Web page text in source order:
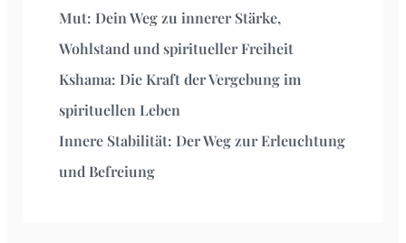
Mut: Dein Weg zu innerer Stärke,
Wohlstand und spiritueller Freiheit
Kshama: Die Kraft der Vergebung im
spirituellen Leben
Innere Stabilität: Der Weg zur Erleuchtung
und Befreiung